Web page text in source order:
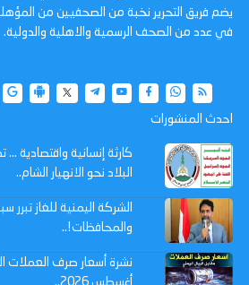
يضم فريق التحرير نخبة من الصحفيين من
في عدد من الصحف الرسمية والاهلية والدولية.
احدث المنشورات
كارثة إنسانية واقتصادية ...
البلاد نحو الانهيار الشام..
الشركة اليمنية للغاز
والمحافظات!..
أغسطس 2026..